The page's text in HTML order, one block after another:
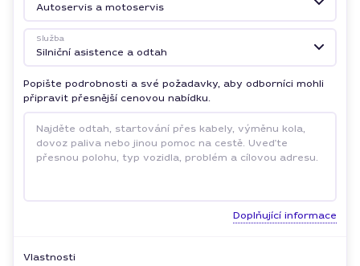
Autoservis a motoservis
Služba
Silniční asistence a odtah
Popište podrobnosti a své požadavky, aby odborníci mohli
připravit přesnější cenovou nabídku.
Doplňující informace
Vlastnosti